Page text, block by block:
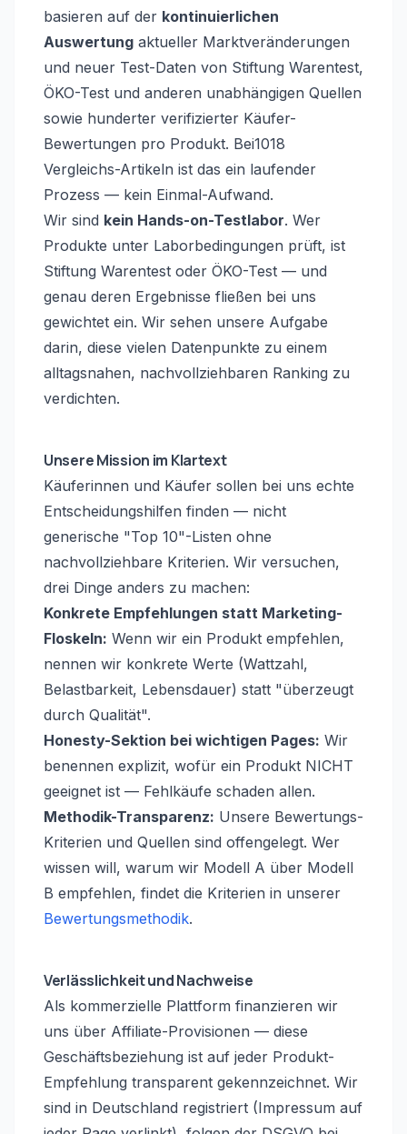
basieren auf der kontinuierlichen
Auswertung aktueller Marktveränderungen
und neuer Test-Daten von Stiftung Warentest,
ÖKO-Test und anderen unabhängigen Quellen
sowie hunderter verifizierter Käufer-
Bewertungen pro Produkt. Bei1018
Vergleichs-Artikeln ist das ein laufender
Prozess — kein Einmal-Aufwand.
Wir sind kein Hands-on-Testlabor. Wer
Produkte unter Laborbedingungen prüft, ist
Stiftung Warentest oder ÖKO-Test — und
genau deren Ergebnisse fließen bei uns
gewichtet ein. Wir sehen unsere Aufgabe
darin, diese vielen Datenpunkte zu einem
alltagsnahen, nachvollziehbaren Ranking zu
verdichten.
Unsere Mission im Klartext
Käuferinnen und Käufer sollen bei uns echte
Entscheidungshilfen finden — nicht
generische "Top 10"-Listen ohne
nachvollziehbare Kriterien. Wir versuchen,
drei Dinge anders zu machen:
Konkrete Empfehlungen statt Marketing-
Floskeln: Wenn wir ein Produkt empfehlen,
nennen wir konkrete Werte (Wattzahl,
Belastbarkeit, Lebensdauer) statt "überzeugt
durch Qualität".
Honesty-Sektion bei wichtigen Pages: Wir
benennen explizit, wofür ein Produkt NICHT
geeignet ist — Fehlkäufe schaden allen.
Methodik-Transparenz: Unsere Bewertungs-
Kriterien und Quellen sind offengelegt. Wer
wissen will, warum wir Modell A über Modell
B empfehlen, findet die Kriterien in unserer
Bewertungsmethodik.
Verlässlichkeit und Nachweise
Als kommerzielle Plattform finanzieren wir
uns über Affiliate-Provisionen — diese
Geschäftsbeziehung ist auf jeder Produkt-
Empfehlung transparent gekennzeichnet. Wir
sind in Deutschland registriert (Impressum auf